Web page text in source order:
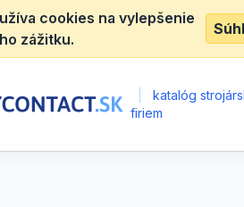
cookies na vylepšenie
zážitku.
katalóg
firiem